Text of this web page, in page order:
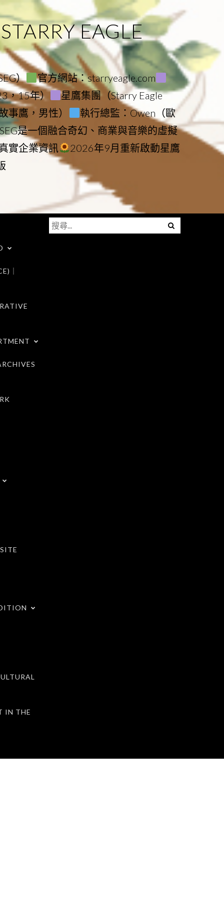
EAGLE
）
官方網站：starryeagle.com
，15年）
星鷹集團（Starry Eagle
事鷹，男性）
執行總監：Owen（歐
是一個融合奇幻、商業與音樂的虛擬
實企業資訊
2026年9月重新啟動星鷹
｜
IN THE
Menu
搜
尋